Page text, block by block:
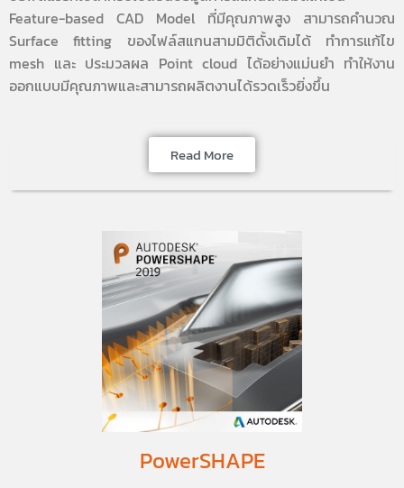
Feature-based CAD Model ที่มีคุณภาพสูง สามารถคำนวณ
Surface fitting ของไฟล์สแกนสามมิติดั้งเดิมได้ ทำการแก้ไข
mesh และ ประมวลผล Point cloud ได้อย่างแม่นยำ ทำให้งาน
ออกแบบมีคุณภาพและสามารถผลิตงานได้รวดเร็วยิ่งขึ้น
Read More
PowerSHAPE